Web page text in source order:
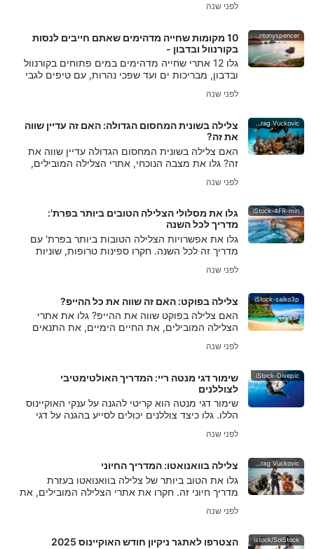
לפני שנה
iStock-Antonyspencer
10 מקומות שחייה מדהימים שאתם חייבים לנסות
בקורנוול ובדבון -
גלו 12 אתרי שחייה מדהימים במים פתוחים בקורנוול
ובדבון, מבריכות ים ועד שפכי נהרות, עם טיפים לגבי
לפני שנה
Predrag Vuckovic
צלילה בשונית המחסום הגדולה: האם זה עדיין שווה
את זה?
האם צלילה בשונית המחסום הגדולה עדיין שווה את
זה? גלו את מצבה הנוכחי, אתרי הצלילה המובילים,
לצוללנים.
לפני שנה
iStock-4FR-min
גלו את מסלולי הצלילה הטובים ביותר בפרת':
מדריך לכל השנה
גלו את אפשרויות הצלילה הטובות ביותר בפרת' עם
מדריך זה לכל השנה. חקרו ספינות טרופות, שוניות
הטובה ביותר.
לפני שנה
iStock-saiko3p
צלילה בפוקט: האם זה שווה את כל ההייפ?
האם צלילה בפוקט שווה את ההייפ? גלו את אתרי
הצלילה המובילים, את החיים הימיים, את התנאים
עומד במוניטין שלו.
לפני שנה
iStock-Divepic
שימור דגי מנטה ריי: המדריך האולטימטיבי
לצוללנים
שימור דגי מנטה הוא קריטי להגנה על ענקי האוקיינוס
הללו. גלו כיצד צוללנים יכולים לסייע בהגנה על דגי
מנטה ובתי הגידול שלהם במדריך האולטימטיבי הזה.
לפני שנה
Predrag Vuckovic
צלילה בוואנואטו: המדריך החיוני
גלו את הטוב ביותר של צלילה בוואנואטו בעזרת
מדריך חיוני זה. חקרו את אתרי הצלילה המובילים, את
הזמן הטוב ביותר לצלול בוואנואטו.
לפני שנה
istock/SolStock
הצטרפו לאתגר ניקיון חודש האוקיינוס 2025